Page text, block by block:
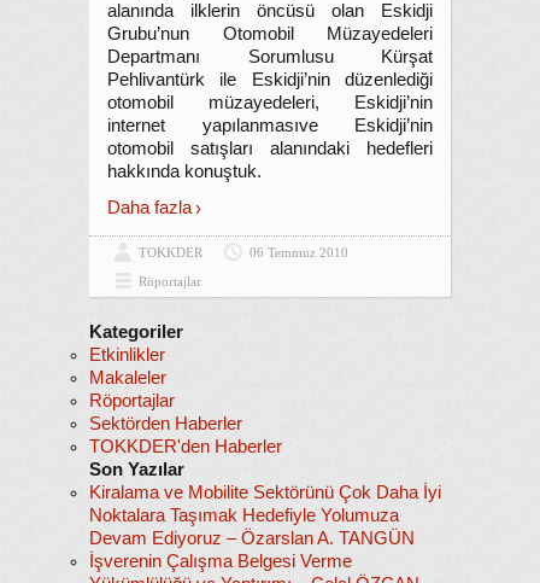
alanında ilklerin öncüsü olan Eskidji
Grubu’nun Otomobil Müzayedeleri
Departmanı Sorumlusu Kürşat
Pehlivantürk ile Eskidji’nin düzenlediği
otomobil müzayedeleri, Eskidji’nin
internet yapılanmasıve Eskidji’nin
otomobil satışları alanındaki hedefleri
hakkında konuştuk.
Daha fazla
TOKKDER
06 Temmuz 2010
Röportajlar
Kategoriler
Etkinlikler
Makaleler
Röportajlar
Sektörden Haberler
TOKKDER'den Haberler
Son Yazılar
Kiralama ve Mobilite Sektörünü Çok Daha İyi
Noktalara Taşımak Hedefiyle Yolumuza
Devam Ediyoruz – Özarslan A. TANGÜN
İşverenin Çalışma Belgesi Verme